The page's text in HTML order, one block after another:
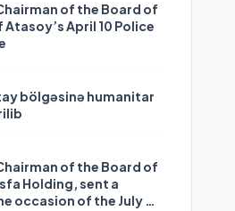
of the Board of
April 10 Police
bölgəsinə humanitar
of the Board of
Holding, sent a
occasion of the July 24